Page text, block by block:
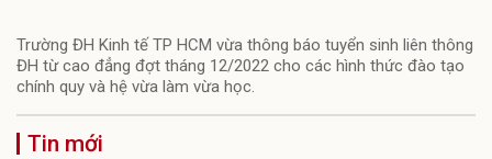
Trường ĐH Kinh tế TP HCM vừa thông báo tuyển sinh liên thông
ĐH từ cao đẳng đợt tháng 12/2022 cho các hình thức đào tạo
chính quy và hệ vừa làm vừa học.
Tin mới